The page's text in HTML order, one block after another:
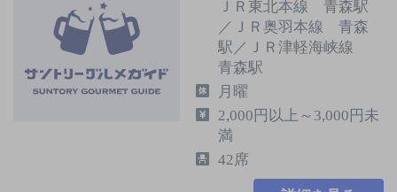
ＪＲ東北本線 青森駅
／ＪＲ奥羽本線 青森
駅／ＪＲ津軽海峡線
青森駅
月曜
2,000円以上～3,000円未
満
42席